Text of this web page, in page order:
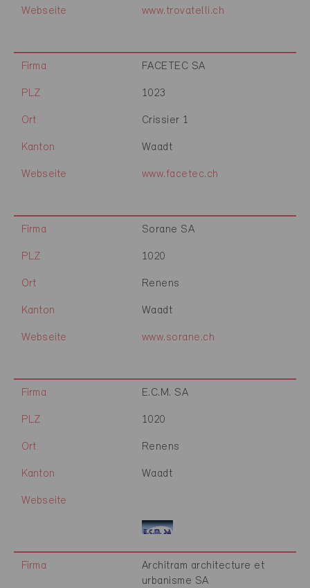
Webseite www.trovatelli.ch
Firma FACETEC SA
PLZ 1023
Ort Crissier 1
Kanton Waadt
Webseite www.facetec.ch
Firma Sorane SA
PLZ 1020
Ort Renens
Kanton Waadt
Webseite www.sorane.ch
Firma E.C.M. SA
PLZ 1020
Ort Renens
Kanton Waadt
Webseite
Firma
Architram architecture et
urbanisme SA